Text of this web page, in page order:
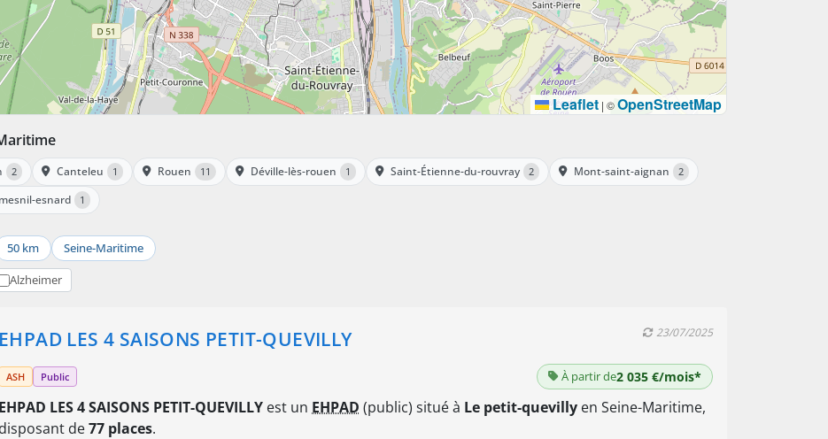
Leaflet | ©OpenStreetMap
2 Canteleu 1 Rouen 11 Déville-lès-rouen 1 Saint-Étienne-du-rouvray 2 Mont-saint-aignan 2
esnard 1
50 km Seine-Maritime
Alzheimer
EHPAD LES 4 SAISONS PETIT-QUEVILLY 23/07/2025
ASH Public À partir de2 035 €/mois*
EHPAD LES 4 SAISONS PETIT-QUEVILLY est un EHPAD (public) situé à Le petit-quevilly en Seine-Maritime,
disposant de77 places.